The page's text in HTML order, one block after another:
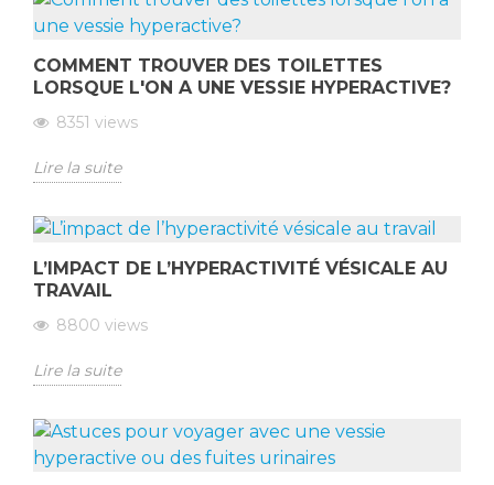
COMMENT TROUVER DES TOILETTES
LORSQUE L'ON A UNE VESSIE HYPERACTIVE?
8351 views
Lire la suite
L’IMPACT DE L’HYPERACTIVITÉ VÉSICALE AU
TRAVAIL
8800 views
Lire la suite